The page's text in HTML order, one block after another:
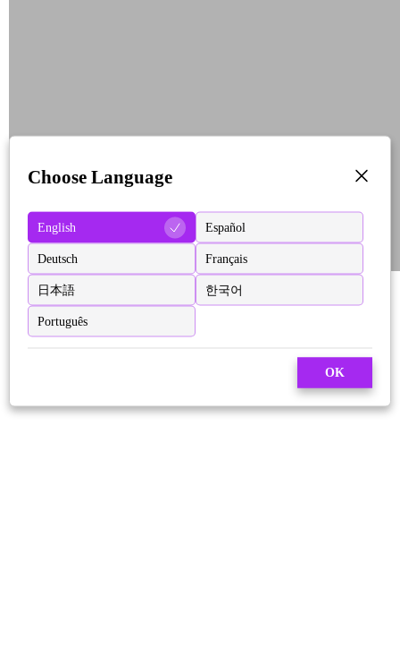
Choose Language
English Español
Deutsch Français
日本語 한국어
Português
OK